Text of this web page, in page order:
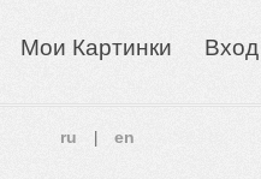
Мои Картинки Вход
ru en